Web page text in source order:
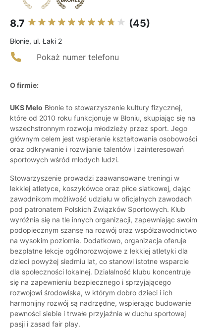
8.7 (45)
Błonie, ul. Łaki 2
Pokaż numer telefonu
O firmie:
UKS Melo Błonie to stowarzyszenie kultury fizycznej,
które od 2010 roku funkcjonuje w Błoniu, skupiając się na
wszechstronnym rozwoju młodzieży przez sport. Jego
głównym celem jest wspieranie kształtowania osobowości
oraz odkrywanie i rozwijanie talentów i zainteresowań
sportowych wśród młodych ludzi.
Stowarzyszenie prowadzi zaawansowane treningi w
lekkiej atletyce, koszykówce oraz piłce siatkowej, dając
zawodnikom możliwość udziału w oficjalnych zawodach
pod patronatem Polskich Związków Sportowych. Klub
wyróżnia się na tle innych organizacji, zapewniając swoim
podopiecznym szansę na rozwój oraz współzawodnictwo
na wysokim poziomie. Dodatkowo, organizacja oferuje
bezpłatne lekcje ogólnorozwojowe z lekkiej atletyki dla
dzieci powyżej siedmiu lat, co stanowi istotne wsparcie
dla społeczności lokalnej. Działalność klubu koncentruje
się na zapewnieniu bezpiecznego i sprzyjającego
rozwojowi środowiska, w którym dobro dzieci i ich
harmonijny rozwój są nadrzędne, wspierając budowanie
pewności siebie i trwałe przyjaźnie w duchu sportowej
pasji i zasad fair play.